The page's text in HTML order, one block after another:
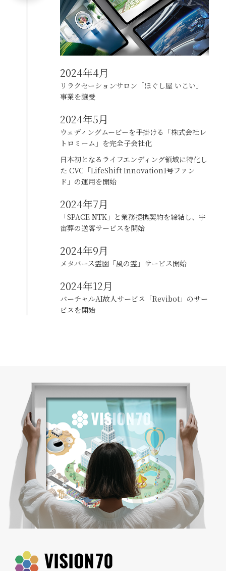
2024年4月
リラクセーションサロン「ほぐし屋 いこい」
事業を譲受
2024年5月
ウェディングムービーを手掛ける 「株式会社レ
トロミーム」を完全子会社化
日本初となるライフエンディング領域に特化し
た CVC「LifeShift Innovation1号ファン
ド」の運用を開始
2024年7月
「SPACE NTK」と業務提携契約を締結し、宇
宙葬の送客サービスを開始
2024年9月
メタバース霊園「風の霊」サービス開始
2024年12月
バーチャルAI故人サービス「Revibot」のサー
ビスを開始